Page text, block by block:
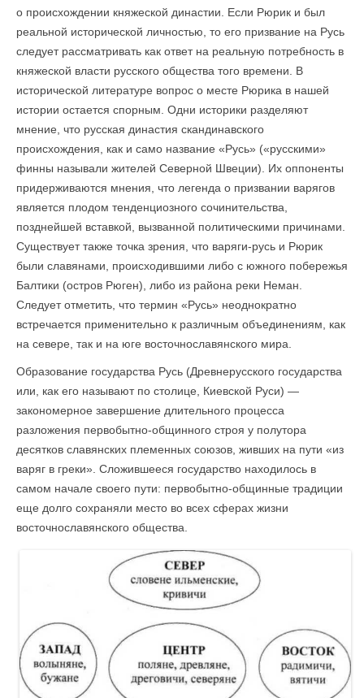
о происхождении княжеской династии. Если Рюрик и был
реальной исторической личностью, то его призвание на Русь
следует рассматривать как ответ на реальную потребность в
княжеской власти русского общества того времени. В
исторической литературе вопрос о месте Рюрика в нашей
истории остается спорным. Одни историки разделяют
мнение, что русская династия скандинавского
происхождения, как и само название «Русь» («русскими»
финны называли жителей Северной Швеции). Их оппоненты
придерживаются мнения, что легенда о призвании варягов
является плодом тенденциозного сочинительства,
позднейшей вставкой, вызванной политическими причинами.
Существует также точка зрения, что варяги-русь и Рюрик
были славянами, происходившими либо с южного побережья
Балтики (остров Рюген), либо из района реки Неман.
Следует отметить, что термин «Русь» неоднократно
встречается применительно к различным объединениям, как
на севере, так и на юге восточнославянского мира.
Образование государства Русь (Древнерусского государства
или, как его называют по столице, Киевской Руси) —
закономерное завершение длительного процесса
разложения первобытно-общинного строя у полутора
десятков славянских племенных союзов, живших на пути «из
варяг в греки». Сложившееся государство находилось в
самом начале своего пути: первобытно-общинные традиции
еще долго сохраняли место во всех сферах жизни
восточнославянского общества.